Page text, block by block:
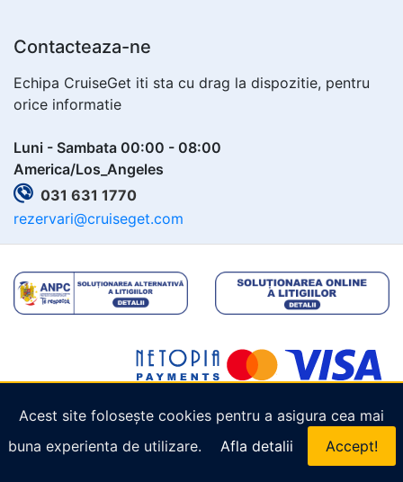
Acest site folosește cookies pentru a asigura cea mai
buna experienta de utilizare.
Afla detalii Accept!
Contacteaza-ne
Echipa CruiseGet iti sta cu drag la dispozitie, pentru
orice informatie
Luni - Sambata 00:00 - 08:00
America/Los_Angeles
031 631 1770
rezervari@cruiseget.com
Copyright © 2026 Cruiseget.com . Toate drepturile
rezervate.